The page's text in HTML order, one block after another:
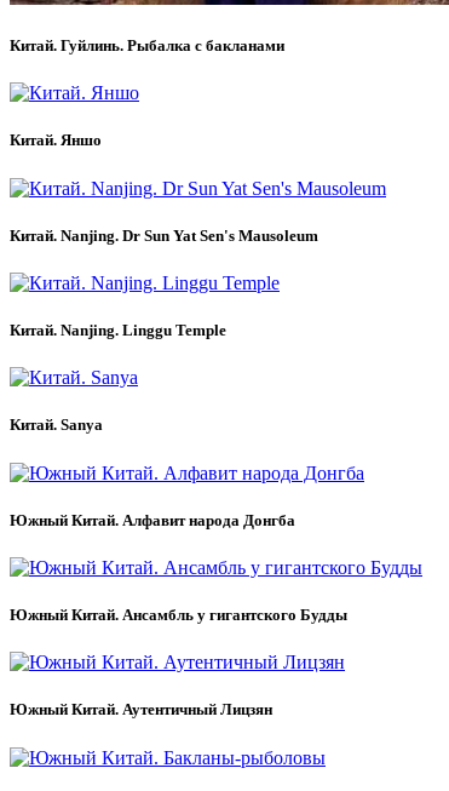
Китай. Гуйлинь. Рыбалка с бакланами
Китай. Яншо
Китай. Nanjing. Dr Sun Yat Sen's Mausoleum
Китай. Nanjing. Linggu Temple
Китай. Sanya
Южный Китай. Алфавит народа Донгба
Южный Китай. Ансамбль у гигантского Будды
Южный Китай. Аутентичный Лицзян